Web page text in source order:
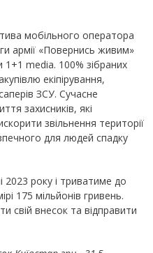
мобільного оператора
армії «Повернись живим»
1+1 media. 100% зібраних
екіпірування,
ЗСУ. Сучасне
захисників, які
звільнення території
для людей спадку
2023 року і триватиме до
175 мільйонів гривень.
внесок та відправити